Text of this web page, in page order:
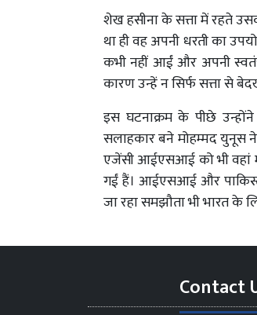
शेख हसीना के सत्ता में रहते
था ही वह अपनी धरती का
कभी नहीं आईं और अपनी
कारण उन्हें न सिर्फ सत्ता से
इस घटनाक्रम के पीछे
सलाहकार बने मोहम्मद युनूस ने
एजेंसी आईएसआई को भी वहां
गईं हैं। आईएसआई और
जा रहा समझौता भी भारत के
Contact